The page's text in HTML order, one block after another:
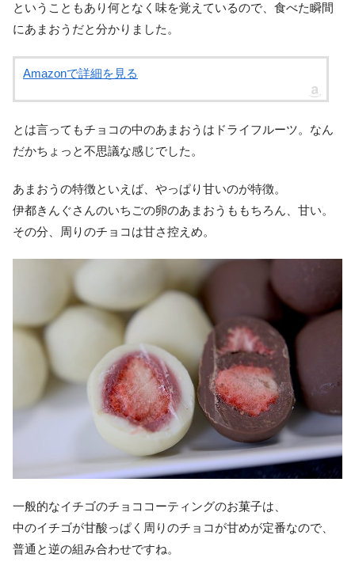
ということもあり何となく味を覚えているので、食べた瞬間
にあまおうだと分かりました。
Amazonで詳細を見る
とは言ってもチョコの中のあまおうはドライフルーツ。なん
だかちょっと不思議な感じでした。
あまおうの特徴といえば、やっぱり甘いのが特徴。
伊都きんぐさんのいちごの卵のあまおうももちろん、甘い。
その分、周りのチョコは甘さ控えめ。
一般的なイチゴのチョココーティングのお菓子は、
中のイチゴが甘酸っぱく周りのチョコが甘めが定番なので、
普通と逆の組み合わせですね。